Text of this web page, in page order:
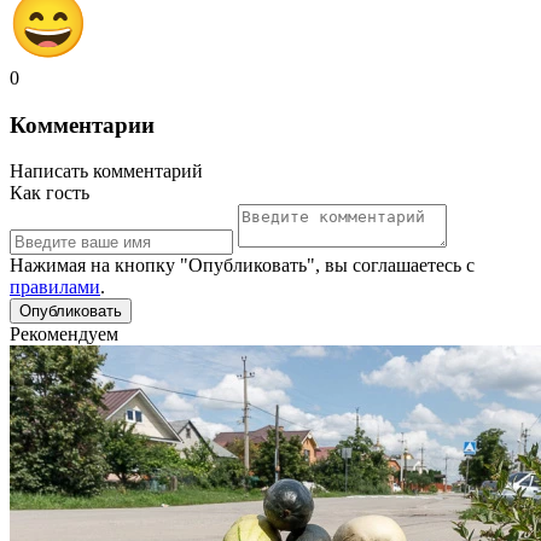
0
Комментарии
Написать комментарий
Как гость
Нажимая на кнопку "Опубликовать", вы соглашаетесь с
правилами.
Рекомендуем